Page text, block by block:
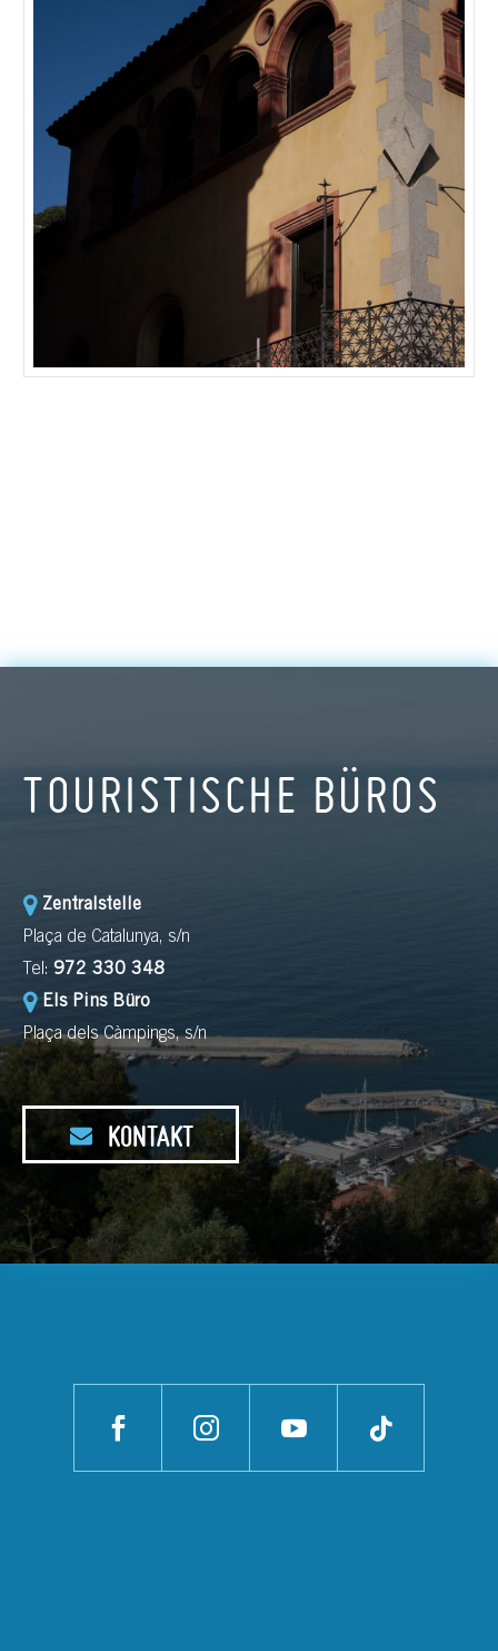
TOURISTISCHE BÜROS
Zentralstelle
Plaça de Catalunya, s/n
Tel: 972 330 348
Els Pins Büro
Plaça dels Càmpings, s/n
KONTAKT